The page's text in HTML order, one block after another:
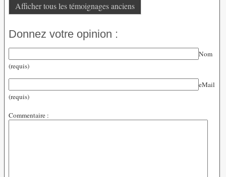
Afficher tous les témoignages anciens
Donnez votre opinion :
Nom
(requis)
eMail
(requis)
Commentaire :